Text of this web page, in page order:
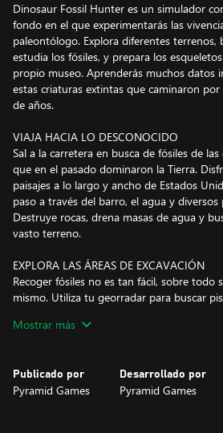
Dinosaur Fossil Hunter es un simulador
fondo en el que experimentarás las
paleontólogo. Explora diferentes terrenos,
estudia los fósiles, y prepara los
propio museo. Aprenderás muchos datos
estas criaturas extintas que caminaron
de años.
VIAJA HACIA LO DESCONOCIDO
Sal a la carretera en busca de fósiles de
que en el pasado dominaron la Tierra.
paisajes a lo largo y ancho de Estados
paso a través del barro, el agua y
Destruye rocas, drena masas de agua y
vasto terreno.
EXPLORA LAS ÁREAS DE EXCAVACIÓN
Recoger fósiles no es tan fácil, sobre todo
mismo. Utiliza tu georradar para buscar
el pasado lejano de la Tierra. Si crees que
una pala o un pico, para lograr tu objetivo.
Estos huesos pueden ser muy frágiles.
Mostrar más
Publicado por
Pyramid Games
Desarrollado por
Pyramid Games